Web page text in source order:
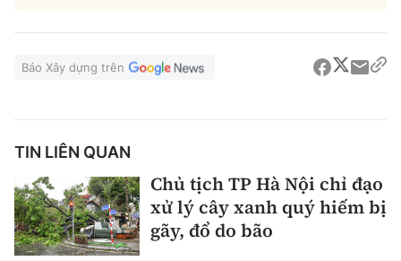
Báo Xây dựng trên
TIN LIÊN QUAN
Chủ tịch TP Hà Nội chỉ đạo
xử lý cây xanh quý hiếm bị
gãy, đổ do bão